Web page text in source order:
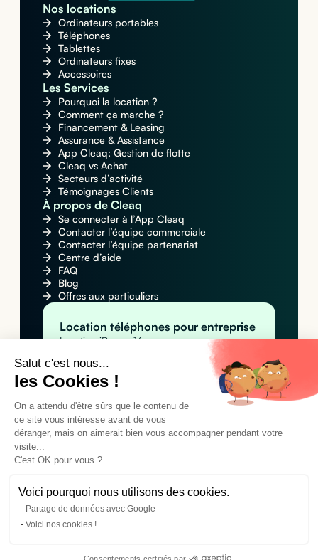
Salut c'est nous...
les Cookies !
On a attendu d'être sûrs que le contenu de
ce site vous intéresse avant de vous
déranger, mais on aimerait bien vous accompagner pendant votre
visite...
C'est OK pour vous ?
Voici pourquoi nous utilisons des cookies.
Partage de données avec Google
Voici nos cookies !
Consentements certifiés par
Nos locations
Ordinateurs portables
Téléphones
Tablettes
Ordinateurs fixes
Accessoires
Les Services
Pourquoi la location ?
Comment ça marche ?
Financement & Leasing
Assurance & Assistance
App Cleaq: Gestion de flotte
Cleaq vs Achat
Secteurs d’activité
Témoignages Clients
À propos de Cleaq
Se connecter à l’App Cleaq
Contacter l’équipe commerciale
Contacter l’équipe partenariat
Centre d’aide
FAQ
Blog
Offres aux particuliers
Location téléphones pour entreprise
Location iPhone 16
Location Samsung Galaxy S25
Location MacBook pour entreprise
Location Apple MacBook Pro 14" M4
Location Apple MacBook Air M4
Location MacBook Air 15" M4
Location tablettes pour entreprise
Location Apple iPad Pro 11" M4 (Wi-Fi +
Location Samsung Galaxy Tab A9+
©2024 Cleaq SAS. Tous droits réservés.
Conditions générales d'utilisation
Politique de confidentialité